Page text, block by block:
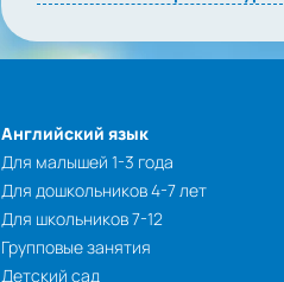
Английский язык
Для малышей 1-3 года
Для дошкольников 4-7 лет
Для школьников 7-12
Групповые занятия
Детский сад